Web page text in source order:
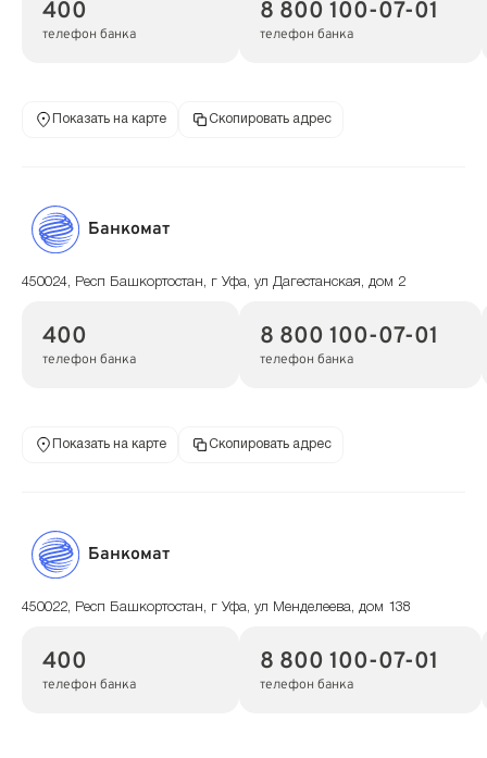
400
телефон банка
8 800 100-07-01
телефон банка
Показать на карте Скопировать адрес
Банкомат
450024, Респ Башкортостан, г Уфа, ул Дагестанская, дом 2
400
телефон банка
8 800 100-07-01
телефон банка
Показать на карте Скопировать адрес
Банкомат
450022, Респ Башкортостан, г Уфа, ул Менделеева, дом 138
400
телефон банка
8 800 100-07-01
телефон банка